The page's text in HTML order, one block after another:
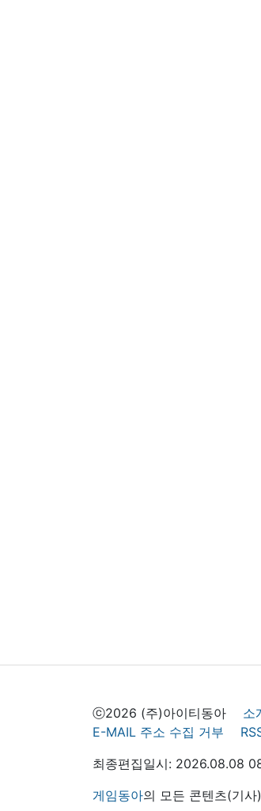
ⓒ2026 (주)아이티동아 소
E-MAIL 주소 수집 거부
최종편집일시: 2026.08.08
게임동아의 모든 콘텐츠(기사